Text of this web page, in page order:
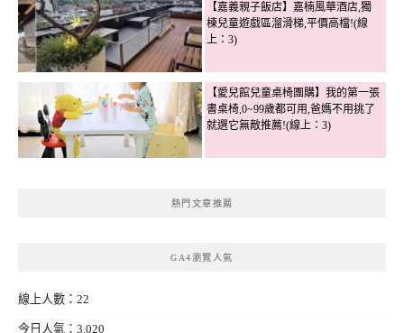
【嘉義親子飯店】嘉楠風華酒店,獨
棟兒童遊戲區溜滑梯,平價高檔!(線
上：3)
【愛兒館兒童桌椅團購】我的第一張
書桌椅,0~99歲都可用,爸媽不用挑了
就選它無敵推薦!(線上：3)
熱門文章推薦
GA4瀏覽人氣
線上人數：22
今日人氣：3,020